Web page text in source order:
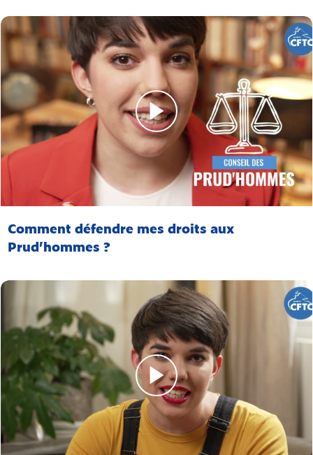
Comment défendre mes droits aux
Prud’hommes ?